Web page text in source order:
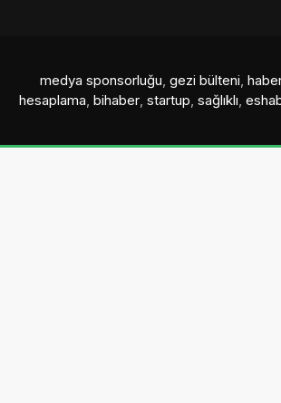
medya sponsorluğu, gezi bülteni,
hesaplama, bihaber, startup, sağlıklı,